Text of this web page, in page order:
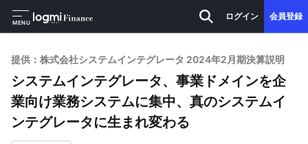
MENU
ログイン 会員登録
提供：株式会社システムインテグレータ 2024年2月期決算説明
システムインテグレータ、事業ドメインを企
業向け業務システムに集中、真のシステムイ
ンテグレータに生まれ変わる